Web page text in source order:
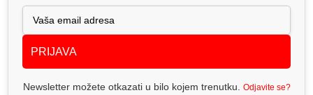
PRIJAVA
Newsletter možete otkazati u bilo kojem trenutku. Odjavite se?